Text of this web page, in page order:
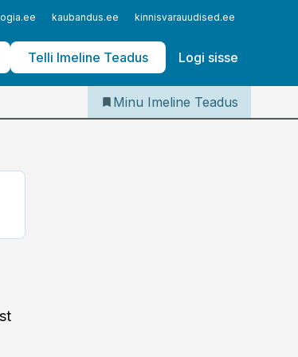
kaubandus.ee kinnisvarauudised.ee
Telli Imeline Teadus Logi sisse
Iseteenindus
Telli Imeline Teadus
Minu Imeline Teadus